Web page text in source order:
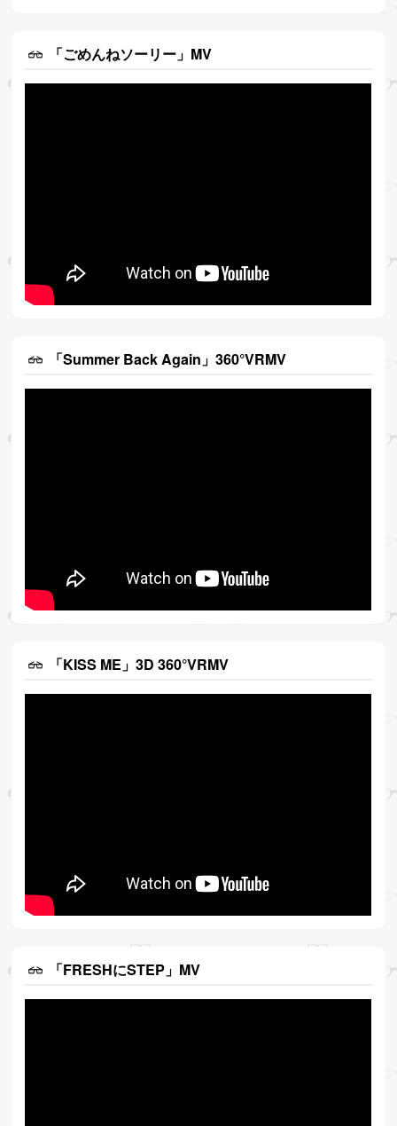
「ごめんねソーリー」MV
「Summer Back Again」360°VRMV
「KISS ME」3D 360°VRMV
「FRESHにSTEP」MV